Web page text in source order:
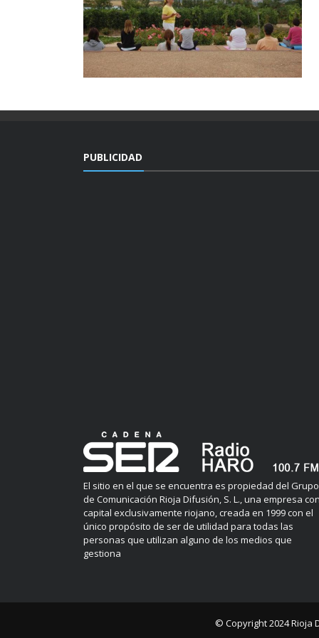
PUBLICIDAD
El sitio en el que se encuentra es propiedad del Grupo
de Comunicación Rioja Difusión, S. L., una empresa
capital exclusivamente riojano, creada en 1999 con el
único propósito de ser de utilidad para todas las
personas que utilizan alguno de los medios que
gestiona
© Copyright 2024Rioja